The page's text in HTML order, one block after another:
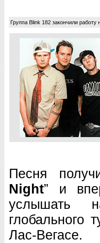
Группа Blink 182 закончили работу
Песня
Night” и
услышать
глобального
Лас-Вегасе.